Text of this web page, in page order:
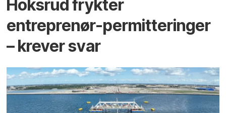
Hoksrud frykter
entreprenør-permitteringer
– krever svar